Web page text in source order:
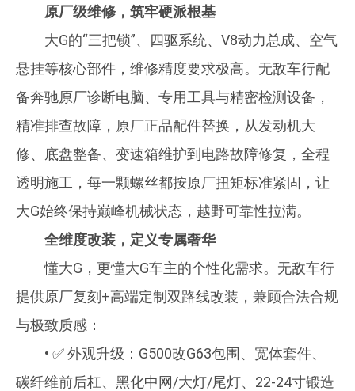
原厂级维修，筑牢硬派根基
大G的“三把锁”、四驱系统、V8动力总成、空气
悬挂等核心部件，维修精度要求极高。无敌车行配
备奔驰原厂诊断电脑、专用工具与精密检测设备，
精准排查故障，原厂正品配件替换，从发动机大
修、底盘整备、变速箱维护到电路故障修复，全程
透明施工，每一颗螺丝都按原厂扭矩标准紧固，让
大G始终保持巅峰机械状态，越野可靠性拉满。
全维度改装，定义专属奢华
懂大G，更懂大G车主的个性化需求。无敌车行
提供原厂复刻+高端定制双路线改装，兼顾合法合规
与极致质感：
• ✅ 外观升级：G500改G63包围、宽体套件、
碳纤维前后杠、黑化中网/大灯/尾灯、22-24寸锻造